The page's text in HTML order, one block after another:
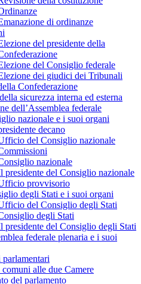
di ordinanze
del presidente della
del Consiglio federale
dei giudici dei Tribunali
Confederazione
sicurezza interna ed esterna
dell’Assemblea federale
nazionale e i suoi organi
decano
del Consiglio nazionale
nazionale
presidente del Consiglio nazionale
provvisorio
degli Stati e i suoi organi
del Consiglio degli Stati
degli Stati
presidente del Consiglio degli Stati
federale plenaria e i suoi
alle due Camere
del parlamento